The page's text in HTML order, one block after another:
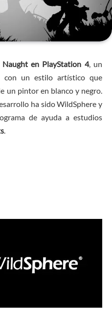
Naught en PlayStation 4, un
con un estilo artístico que
un pintor en blanco y negro.
ha sido WildSphere y
de ayuda a estudios
.